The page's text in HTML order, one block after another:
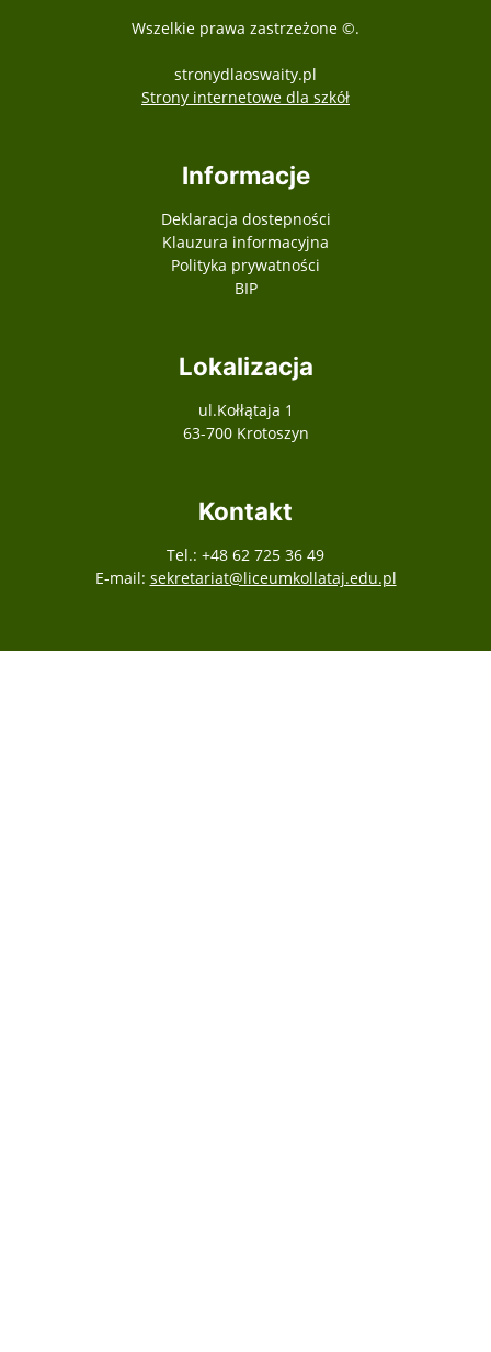
Przyszłość w nauce, nauka
Wszelkie prawa zastrzeżone ©.
stronydlaoswaity.pl
Strony internetowe dla szkółotwiera się w
Informacje
Deklaracja dostepności
Klauzura informacyjna
Polityka prywatności
BIP
Lokalizacja
ul.Kołłątaja 1
63-700 Krotoszyn
Kontakt
Tel.: +48 62 725 36 49
E-mail: sekretariat@liceumkollataj.edu.pl